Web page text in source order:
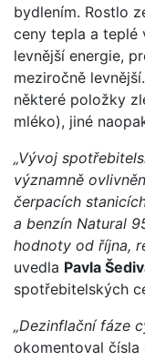
bydlením. Rostlo
ceny tepla a teplé
levnější energie,
meziročně
některé položky
mléko), jiné
„Vývoj
významně
čerpacích
a benzín Natural
hodnoty od října,
uvedla Pavla
spotřebitelských
„Dezinflační fáze
okomentoval čísla